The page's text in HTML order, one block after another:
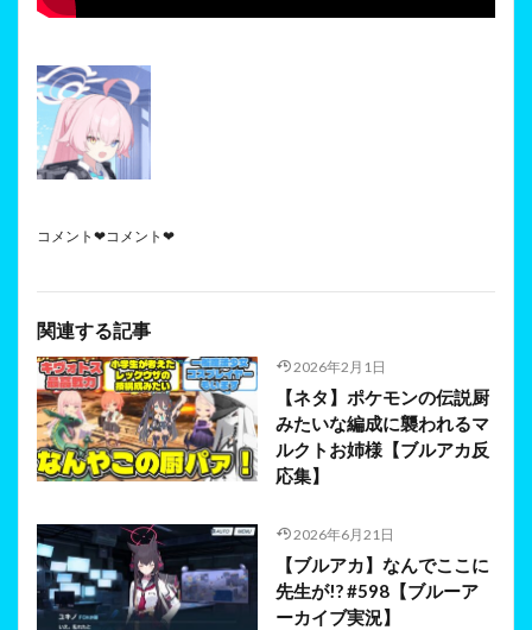
コメント❤コメント❤
関連する記事
2026年2月1日
【ネタ】ポケモンの伝説厨
みたいな編成に襲われるマ
ルクトお姉様【ブルアカ反
応集】
2026年6月21日
【ブルアカ】なんでここに
先生が!? #598【ブルーア
ーカイブ実況】